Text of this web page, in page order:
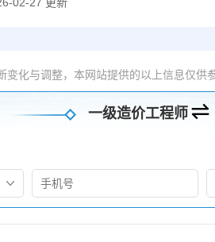
02-27 更新
化与调整，本网站提供的以上信息仅供
一级造价工程师